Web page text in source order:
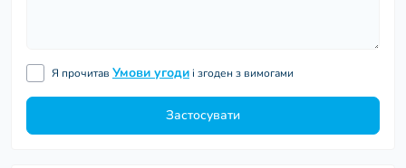
Я прочитав Умови угоди і згоден з вимогами
Застосувати